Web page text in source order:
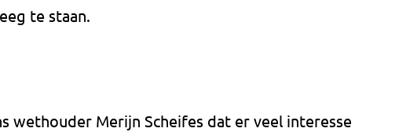
te staan.
wethouder Merijn Scheifes dat er veel interesse